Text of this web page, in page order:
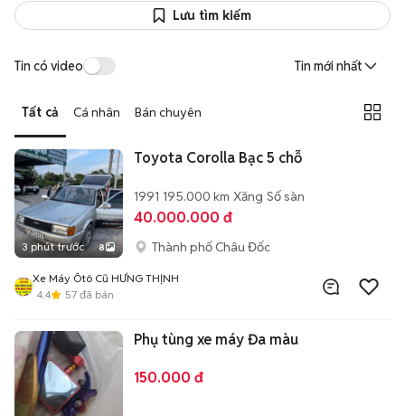
Lưu tìm kiếm
Tin có video Tin mới nhất
Tất cả Cá nhân Bán chuyên
3 phút trước 8
Toyota Corolla Bạc 5 chỗ
1991 195.000 km Xăng Số sàn
40.000.000 đ
Thành phố Châu Đốc
Xe Máy Ôtô Cũ HƯNG THỊNH
4.4
57 đã bán
Phụ tùng xe máy Đa màu
150.000 đ